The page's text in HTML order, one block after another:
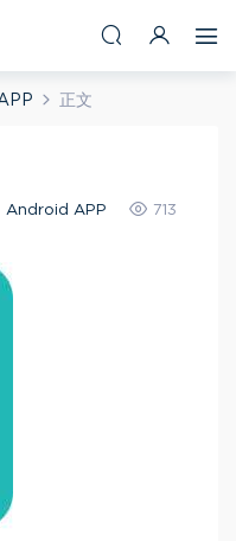
正文
Android APP 713